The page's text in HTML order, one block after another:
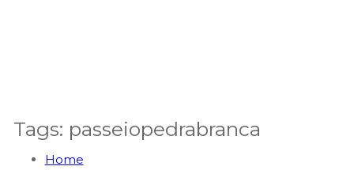
Tags: passeiopedrabranca
Home